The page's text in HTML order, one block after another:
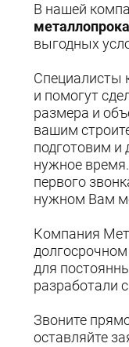
В нашей
выгодных
Специалисты
и помогут
размера и
вашим
подготовим и
нужное
первого
нужном Вам
Компания
для
разработали
Звоните
оставляйте